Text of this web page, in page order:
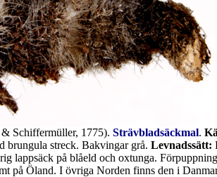
Schiffermüller, 1775). Strävbladsäckmal.
brungula streck. Bakvingar grå. Levnadssätt:
lappsäck på blåeld och oxtunga.
på Öland. I övriga Norden finns den i